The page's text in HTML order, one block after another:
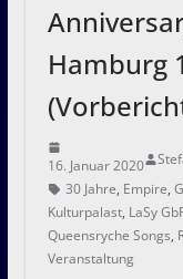
Hamburg
16. Januar 2020
30 Jahre, Empire,
Kulturpalast, LaSy
Queensryche Songs,
Veranstaltung